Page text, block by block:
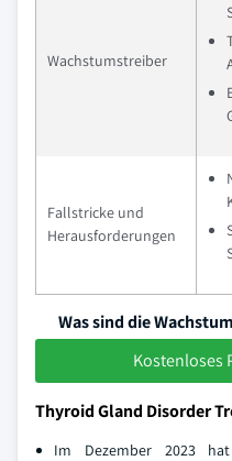
Wachstumstreiber
Fallstricke und
Herausforderungen
Was sind die
Kostenloses
Thyroid Gland Disorder
Im Dezember 2023